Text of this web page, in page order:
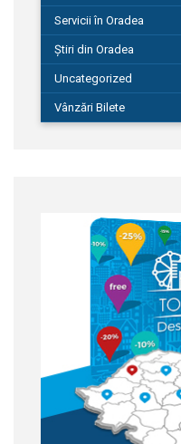
Servicii în Oradea
Știri din Oradea
Uncategorized
Vânzări Bilete